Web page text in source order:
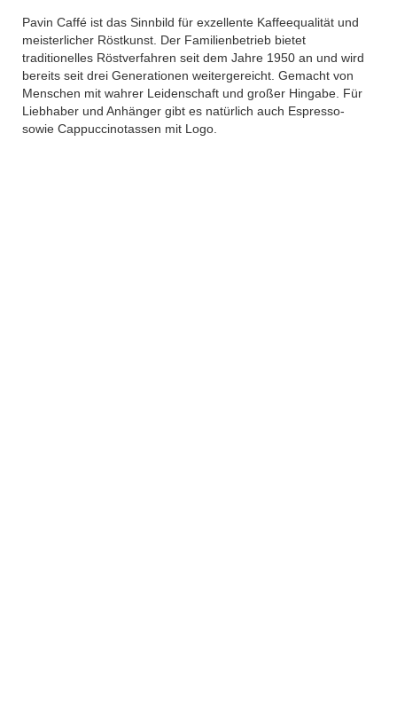
Pavin Caffé ist das Sinnbild für exzellente Kaffeequalität und
meisterlicher Röstkunst. Der Familienbetrieb bietet
traditionelles Röstverfahren seit dem Jahre 1950 an und wird
bereits seit drei Generationen weitergereicht. Gemacht von
Menschen mit wahrer Leidenschaft und großer Hingabe. Für
Liebhaber und Anhänger gibt es natürlich auch Espresso-
sowie Cappuccinotassen mit Logo.